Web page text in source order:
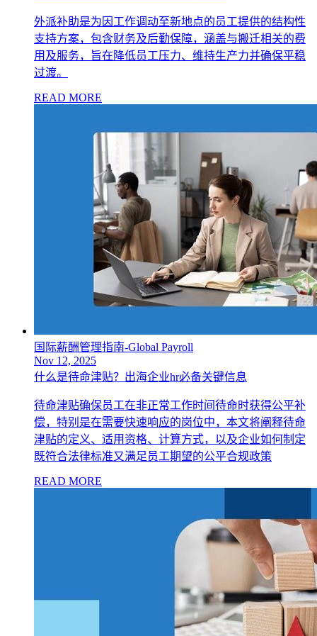
外派补助是为因工作调动至新地点的员工提供的结构性
支持方案，包含财务及后勤保障，涵盖与搬迁相关的费
用及服务，旨在降低员工压力、维持生产力并确保平稳
过渡。
READ MORE
国际薪酬管理指南-Global Payroll
Nov 12, 2025
什么是待命津贴？出海企业hr必备关键信息
待命津贴确保员工在非正常工作时间待命时获得公平补
偿，特别是在需要快速响应的岗位中，本文将阐释待命
津贴的定义、适用资格、计算方式，以及企业如何制定
既符合法律标准又满足员工期望的公平合规政策
READ MORE